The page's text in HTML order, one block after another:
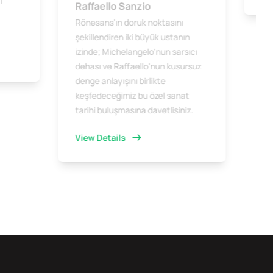
Raffaello Sanzio
Rönesans'ın doruk noktasını
şekillendiren iki büyük ustanın
izinde; Michelangelo'nun sarsıcı
dehası ve Raffaello'nun kusursuz
denge anlayışını birlikte
keşfedeceğimiz bu özel sanat
tarihi buluşmasına davetlisiniz.
View Details